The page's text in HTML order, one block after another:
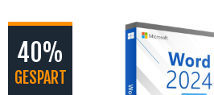
40%
GESPART